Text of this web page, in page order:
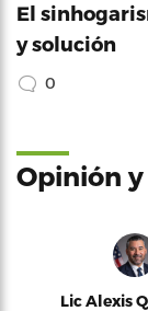
El
y solución
0
Opinión
Lic Alexis